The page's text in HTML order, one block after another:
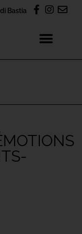
Bastia